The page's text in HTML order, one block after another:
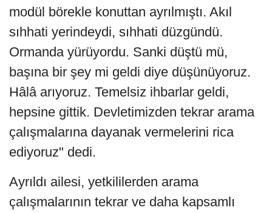
modül börekle konuttan ayrılmıştı. Akıl
sıhhati yerindeydi, sıhhati düzgündü.
Ormanda yürüyordu. Sanki düştü mü,
başına bir şey mi geldi diye düşünüyoruz.
Hâlâ arıyoruz. Temelsiz ihbarlar geldi,
hepsine gittik. Devletimizden tekrar arama
çalışmalarına dayanak vermelerini rica
ediyoruz" dedi.
Ayrıldı ailesi, yetkililerden arama
çalışmalarının tekrar ve daha kapsamlı